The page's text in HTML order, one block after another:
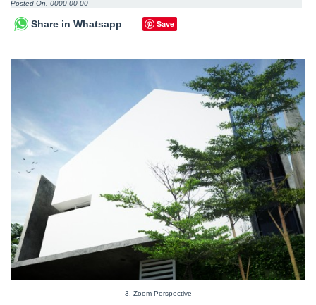
Posted On. 0000-00-00
Share in Whatsapp Save
3. Zoom Perspective